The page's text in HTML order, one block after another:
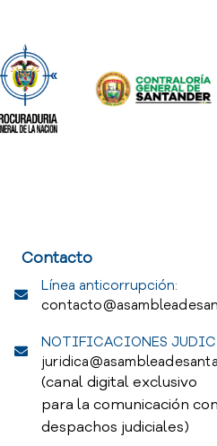
Contacto
Línea anticorrupción:
NOTIFICACIONES
(canal digital exclusivo
para la comunicación con
despachos judiciales)